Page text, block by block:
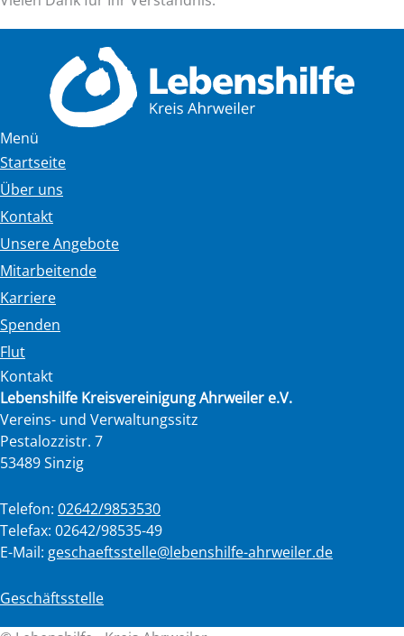
Menü
Startseite
Über uns
Kontakt
Unsere Angebote
Mitarbeitende
Karriere
Spenden
Flut
Kontakt
Lebenshilfe Kreisvereinigung Ahrweiler e.V.
Vereins- und Verwaltungssitz
Pestalozzistr. 7
53489 Sinzig
Telefon: 02642/9853530
Telefax: 02642/98535-49
E-Mail: geschaeftsstelle@lebenshilfe-ahrweiler.de
Geschäftsstelle